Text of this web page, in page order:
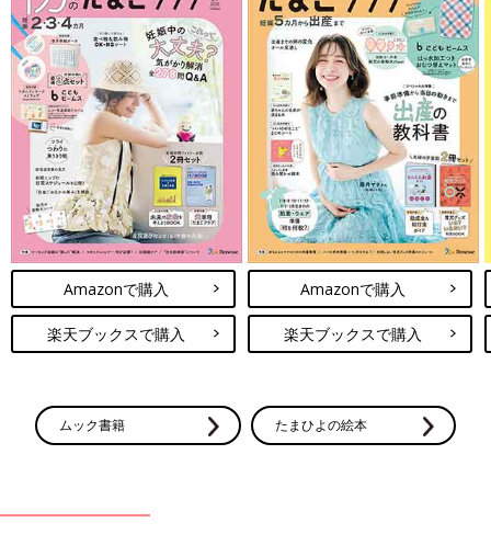
Amazonで購入
楽天ブックスで購入
Amazonで購入
楽天ブックスで購入
ムック書籍 たまひよの絵本